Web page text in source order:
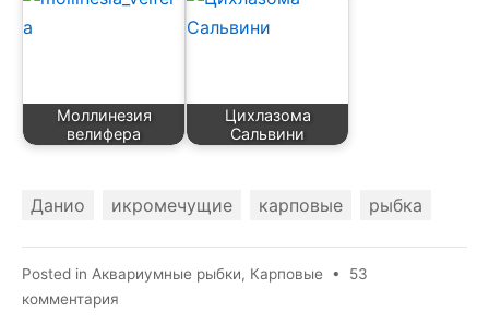
Моллинезия
велифера
Цихлазома
Сальвини
Данио икромечущие карповые рыбка
Posted in Аквариумные рыбки, Карповые • 53
комментария